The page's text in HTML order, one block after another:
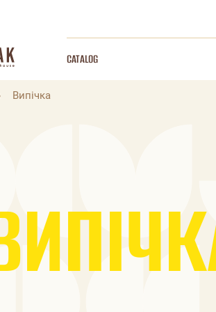
CATALOG
Випічка